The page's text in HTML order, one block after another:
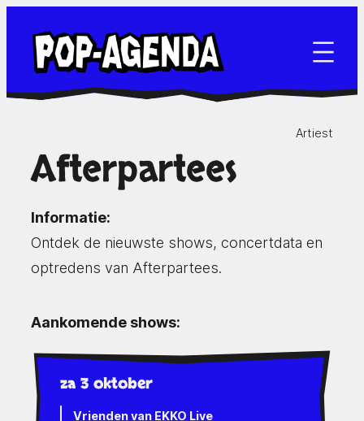
naar
inhoud
Artiest
Afterpartees
Informatie:
Ontdek de nieuwste shows, concertdata en
optredens van Afterpartees.
Aankomende shows:
za 3 oktober
Vrienden van EKKO Live